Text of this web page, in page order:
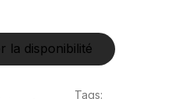
la disponibilité
Tags: